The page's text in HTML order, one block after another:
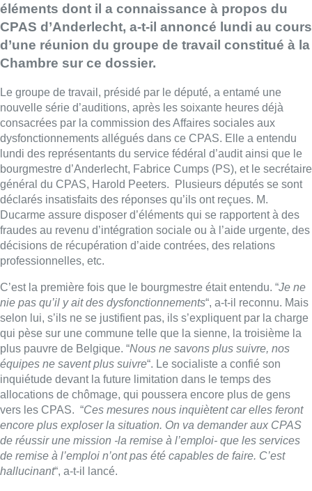
éléments dont il a connaissance à propos du
CPAS d’Anderlecht, a-t-il annoncé lundi au cours
d’une réunion du groupe de travail constitué à la
Chambre sur ce dossier.
Le groupe de travail, présidé par le député, a entamé une
nouvelle série d’auditions, après les soixante heures déjà
consacrées par la commission des Affaires sociales aux
dysfonctionnements allégués dans ce CPAS. Elle a entendu
lundi des représentants du service fédéral d’audit ainsi que le
bourgmestre d’Anderlecht, Fabrice Cumps (PS), et le secrétaire
général du CPAS, Harold Peeters. Plusieurs députés se sont
déclarés insatisfaits des réponses qu’ils ont reçues. M.
Ducarme assure disposer d’éléments qui se rapportent à des
fraudes au revenu d’intégration sociale ou à l’aide urgente, des
décisions de récupération d’aide contrées, des relations
professionnelles, etc.
C’est la première fois que le bourgmestre était entendu. “Je ne
nie pas qu’il y ait des dysfonctionnements“, a-t-il reconnu. Mais
selon lui, s’ils ne se justifient pas, ils s’expliquent par la charge
qui pèse sur une commune telle que la sienne, la troisième la
plus pauvre de Belgique. “Nous ne savons plus suivre, nos
équipes ne savent plus suivre“. Le socialiste a confié son
inquiétude devant la future limitation dans le temps des
allocations de chômage, qui poussera encore plus de gens
vers les CPAS. “Ces mesures nous inquiètent car elles feront
encore plus exploser la situation. On va demander aux CPAS
de réussir une mission -la remise à l’emploi- que les services
de remise à l’emploi n’ont pas été capables de faire. C’est
hallucinant“, a-t-il lancé.